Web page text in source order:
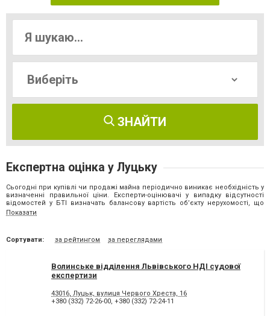
ЗНАЙТИ
Сортувати: за рейтингом за переглядами
Волинське відділення Львівського НДІ судової
експертизи
43016, Луцьк, вулиця Червого Хреста, 16
+380 (332) 72-26-00, +380 (332) 72-24-11
Експертна оцінка у Луцьку
Сьогодні при купівлі чи продажі майна періодично виникає необхідність у
визначенні правильної ціни. Експерти-оцінювачі у випадку відсутності
відомостей у БТІ визначать балансову вартість об’єкту нерухомості, що
необхідна при оформленні будь-яких операцій з нерухомістю.
оцінка у Луцьку надається кваліфікованими спеціалістами. Її проводять у
У першу чергу співробітники ознайомлюються з об’єктом оцінки і
Наступним етапом замовник готує пропозиції щодо основних умов
договору;
Укладають договір на проведення експертної оцінки;
Обирають оптимальні методичні підходи і методи, які повністю
відповідають меті оцінки;
Показати